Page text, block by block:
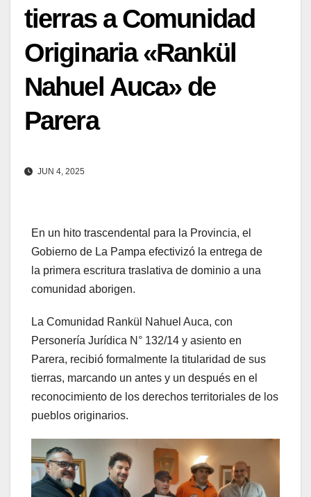
tierras a Comunidad
Originaria «Rankül
Nahuel Auca» de
Parera
JUN 4, 2025
En un hito trascendental para la Provincia, el
Gobierno de La Pampa efectivizó la entrega de
la primera escritura traslativa de dominio a una
comunidad aborigen.
La Comunidad Rankül Nahuel Auca, con
Personería Jurídica N° 132/14 y asiento en
Parera, recibió formalmente la titularidad de sus
tierras, marcando un antes y un después en el
reconocimiento de los derechos territoriales de los
pueblos originarios.